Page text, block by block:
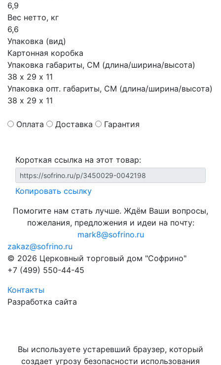
6,9
Вес нетто, кг
6,6
Упаковка (вид)
Картонная коробка
Упаковка габариты, СМ (длина/ширина/высота)
38 х 29 х 11
Упаковка опт. габариты, СМ (длина/ширина/высота)
38 х 29 х 11
Оплата Доставка Гарантия
Короткая ссылка на этот товар:
Копировать ссылку
Помогите нам стать лучше. Ждём Ваши вопросы,
пожелания, предложения и идеи на почту:
mark8@sofrino.ru
zakaz@sofrino.ru
© 2026 Церковный торговый дом "Софрино"
+7 (499) 550-44-45
Контакты
Разработка сайта
Вы используете устаревший браузер, который
создает угрозу безопасности использования